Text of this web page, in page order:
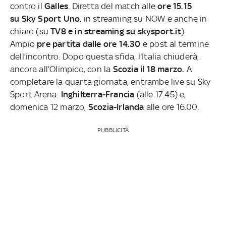
contro il Galles . Diretta del match alle ore 15.15
su Sky Sport Uno, in streaming su NOW e anche in
chiaro (suTV8 e in streaming su skysport.it).
Ampio pre partita dalle ore 14.30 e post al termine
dell’incontro. Dopo questa sfida, l'Italia chiuderà,
ancora all’Olimpico, con la Scozia il 18 marzo. A
completare la quarta giornata, entrambe live su Sky
Sport Arena: Inghilterra-Francia (alle 17.45) e,
domenica 12 marzo, Scozia-Irlanda alle ore 16.00.
PUBBLICITÀ